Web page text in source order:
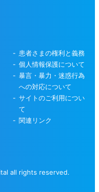
患者さまの権利と義務
個人情報保護について
暴言・暴力・迷惑行為
への対応について
サイトのご利用につい
て
関連リンク
all rights reserved.